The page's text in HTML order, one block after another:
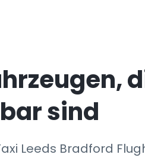
sind
Leeds Bradford